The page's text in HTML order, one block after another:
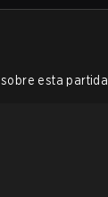
esta partida